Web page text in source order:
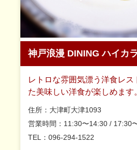
神戸浪漫 DINING ハイカ
レトロな雰囲気漂う洋食レス
た美味しい洋食が楽しめます
住所：大津町大津1093
営業時間：11:30〜14:30 / 17:30
TEL：096-294-1522